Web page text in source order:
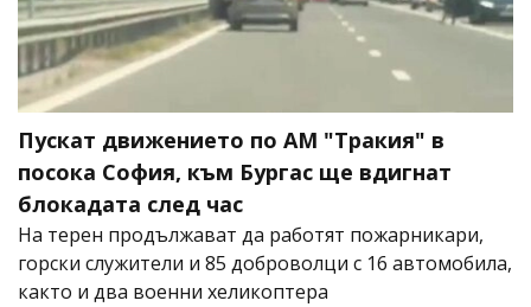
Пускат движението по АМ "Тракия" в
посока София, към Бургас ще вдигнат
блокадата след час
На терен продължават да работят пожарникари,
горски служители и 85 доброволци с 16 автомобила,
както и два военни хеликоптера